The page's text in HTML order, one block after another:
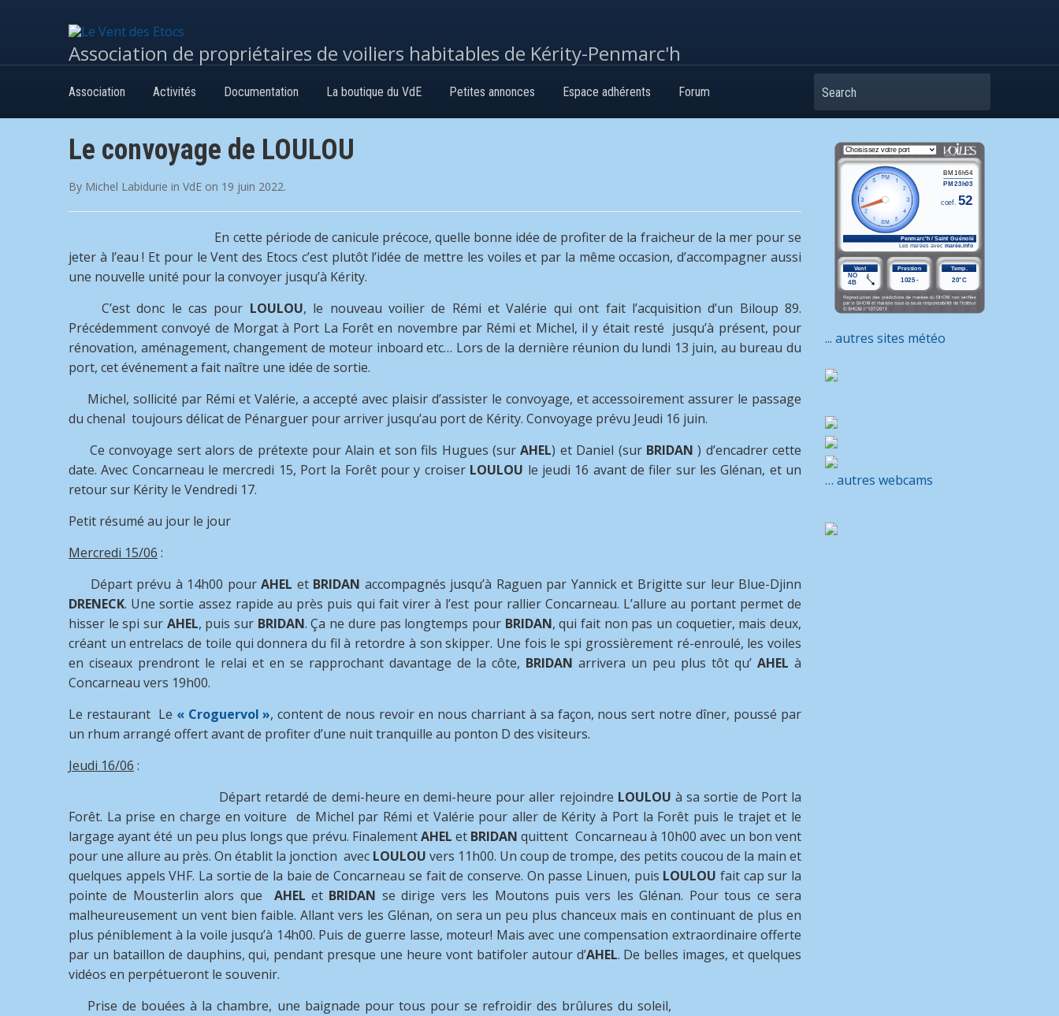
Association de propriétaires de voiliers habitables de Kérity-Penmarc'h
Association Activités Documentation La boutique du VdE Petites annonces Espace adhérents Forum Search
Le convoyage de LOULOU
By Michel Labidurie in VdE on 19 juin 2022.
En cette période de canicule précoce, quelle bonne idée de profiter de la fraicheur de la mer pour se
jeter à l’eau ! Et pour le Vent des Etocs c’est plutôt l’idée de mettre les voiles et par la même occasion, d’accompagner aussi
une nouvelle unité pour la convoyer jusqu’à Kérity.
C’est donc le cas pour LOULOU, le nouveau voilier de Rémi et Valérie qui ont fait l’acquisition d’un Biloup 89.
Précédemment convoyé de Morgat à Port La Forêt en novembre par Rémi et Michel, il y était resté jusqu’à présent, pour
rénovation, aménagement, changement de moteur inboard etc… Lors de la dernière réunion du lundi 13 juin, au bureau du
port, cet événement a fait naître une idée de sortie.
Michel, sollicité par Rémi et Valérie, a accepté avec plaisir d’assister le convoyage, et accessoirement assurer le passage
du chenal toujours délicat de Pénarguer pour arriver jusqu’au port de Kérity. Convoyage prévu Jeudi 16 juin.
Ce convoyage sert alors de prétexte pour Alain et son fils Hugues (surAHEL) et Daniel (sur BRIDAN ) d’encadrer cette
date. Avec Concarneau le mercredi 15, Port la Forêt pour y croiser LOULOU le jeudi 16 avant de filer sur les Glénan, et un
retour sur Kérity le Vendredi 17.
Petit résumé au jour le jour
Mercredi 15/06 :
Départ prévu à 14h00 pour AHEL et BRIDAN accompagnés jusqu’à Raguen par Yannick et Brigitte sur leur Blue-Djinn
DRENECK. Une sortie assez rapide au près puis qui fait virer à l’est pour rallier Concarneau. L’allure au portant permet de
hisser le spi sur AHEL, puis sur BRIDAN. Ça ne dure pas longtemps pour BRIDAN, qui fait non pas un coquetier, mais deux,
créant un entrelacs de toile qui donnera du fil à retordre à son skipper. Une fois le spi grossièrement ré-enroulé, les voiles
en ciseaux prendront le relai et en se rapprochant davantage de la côte, BRIDAN arrivera un peu plus tôt qu’AHEL à
Concarneau vers 19h00.
Le restaurant Le « Croguervol », content de nous revoir en nous charriant à sa façon, nous sert notre dîner, poussé par
un rhum arrangé offert avant de profiter d’une nuit tranquille au ponton D des visiteurs.
Jeudi 16/06 :
Départ retardé de demi-heure en demi-heure pour aller rejoindre LOULOU à sa sortie de Port la
Forêt. La prise en charge en voiture de Michel par Rémi et Valérie pour aller de Kérity à Port la Forêt puis le trajet et le
largage ayant été un peu plus longs que prévu. FinalementAHEL et BRIDAN quittent Concarneau à 10h00 avec un bon vent
pour une allure au près. On établit la jonction avec LOULOU vers 11h00. Un coup de trompe, des petits coucou de la main et
quelques appels VHF. La sortie de la baie de Concarneau se fait de conserve. On passe Linuen, puis LOULOU fait cap sur la
pointe de Mousterlin alors que
AHEL et BRIDAN se dirige vers les Moutons puis vers les Glénan. Pour tous ce sera
malheureusement un vent bien faible. Allant vers les Glénan, on sera un peu plus chanceux mais en continuant de plus en
plus péniblement à la voile jusqu’à 14h00. Puis de guerre lasse, moteur! Mais avec une compensation extraordinaire offerte
par un bataillon de dauphins, qui, pendant presque une heure vont batifoler autour d’AHEL. De belles images, et quelques
vidéos en perpétueront le souvenir.
Prise de bouées à la chambre, une baignade pour tous pour se refroidir des brûlures du soleil,
... autres sites météo
… autres webcams